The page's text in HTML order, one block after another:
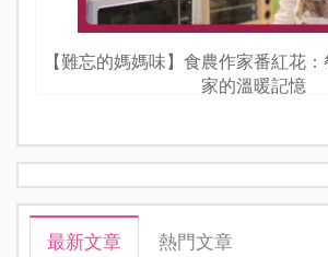
【難忘的媽媽味】食農作家番紅花
家的溫暖記憶
最新文章 熱門文章